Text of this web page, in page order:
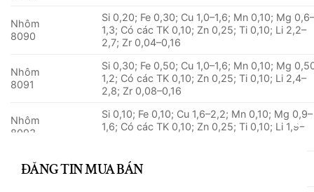
Nhôm
8090
Si 0,20; Fe 0,30; Cu 1,0–1,6; Mn 0,10; Mg
1,3; Có các TK 0,10; Zn 0,25; Ti 0,10; Li 2,2–
2,7; Zr 0,04–0,16
Nhôm
8091
Si 0,30; Fe 0,50; Cu 1,0–1,6; Mn 0,10; Mg
1,2; Có các TK 0,10; Zn 0,25; Ti 0,10; Li 2,4–
2,8; Zr 0,08–0,16
Nhôm
8093
Si 0,10; Fe 0,10; Cu 1,6–2,2; Mn 0,10; Mg 0,9–
1,6; Có các TK 0,10; Zn 0,25; Ti 0,10; Li 1,9–
Nhôm
8176
99.3 Fe 0,6; Si 0,1
ĐĂNG TIN MUA BÁN